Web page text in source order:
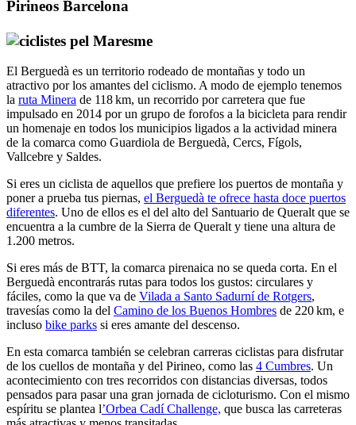
Pirineos Barcelona
El Berguedà es un territorio rodeado de montañas y todo un
atractivo por los amantes del ciclismo. A modo de ejemplo tenemos
la ruta Minera de 118 km, un recorrido por carretera que fue
impulsado en 2014 por un grupo de forofos a la bicicleta para rendir
un homenaje en todos los municipios ligados a la actividad minera
de la comarca como Guardiola de Berguedà, Cercs, Fígols,
Vallcebre y Saldes.
Si eres un ciclista de aquellos que prefiere los puertos de montaña y
poner a prueba tus piernas, el Berguedà te ofrece hasta doce puertos
diferentes. Uno de ellos es el del alto del Santuario de Queralt que se
encuentra a la cumbre de la Sierra de Queralt y tiene una altura de
1.200 metros.
Si eres más de BTT, la comarca pirenaica no se queda corta. En el
Berguedà encontrarás rutas para todos los gustos: circulares y
fáciles, como la que va de Vilada a Santo Sadurní de Rotgers,
travesías como la del Camino de los Buenos Hombres de 220 km, e
incluso bike parks si eres amante del descenso.
En esta comarca también se celebran carreras ciclistas para disfrutar
de los cuellos de montaña y del Pirineo, como las 4 Cumbres. Un
acontecimiento con tres recorridos con distancias diversas, todos
pensados para pasar una gran jornada de cicloturismo. Con el mismo
espíritu se plantea l’Orbea Cadí Challenge, que busca las carreteras